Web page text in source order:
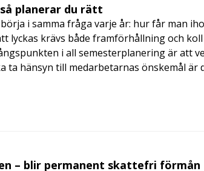
planerar du rätt
i samma fråga varje år: hur får man
lyckas krävs både framförhållning och
i all semesterplanering är att
ta hänsyn till medarbetarnas önskemål är
– blir permanent skattefri förmån